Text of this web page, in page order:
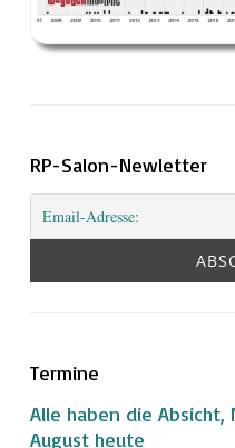
RP-Salon-Newletter
Termine
Alle haben die Absicht,
August heute